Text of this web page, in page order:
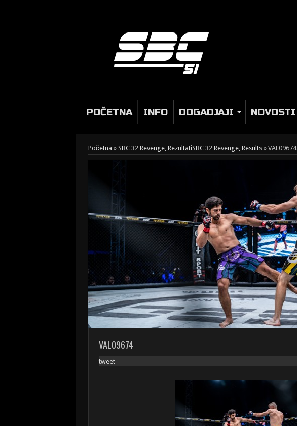
POČETNA INFO DOGADJAJI NOVOSTI
Početna » SBC 32 Revenge, RezultatiSBC 32 Revenge, Results» VAL09674
VAL09674
tweet